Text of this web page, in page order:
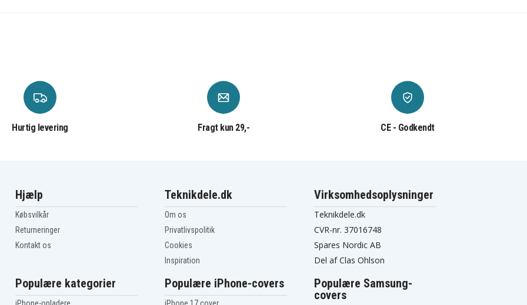
Hurtig levering Fragt kun 29,- CE - Godkendt
Hjælp
Købsvilkår
Returneringer
Kontakt os
Teknikdele.dk
Om os
Privatlivspolitik
Cookies
Inspiration
Virksomhedsoplysninger
Teknikdele.dk
CVR-nr. 37016748
Spares Nordic AB
Del af Clas Ohlson
Populære kategorier Populære iPhone-covers
Populære Samsung-
covers